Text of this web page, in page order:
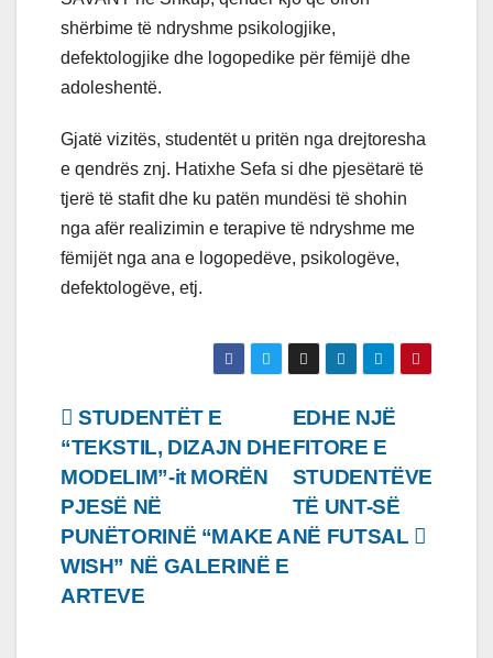
shërbime të ndryshme psikologjike,
defektologjike dhe logopedike për fëmijë dhe
adoleshentë.
Gjatë vizitës, studentët u pritën nga drejtoresha
e qendrës znj. Hatixhe Sefa si dhe pjesëtarë të
tjerë të stafit dhe ku patën mundësi të shohin
nga afër realizimin e terapive të ndryshme me
fëmijët nga ana e logopedëve, psikologëve,
defektologëve, etj.
Lëvizje
te
postimet
EDHE NJË
FITORE E
STUDENTËVE
TË UNT-SË
NË FUTSAL
STUDENTËT E
“TEKSTIL, DIZAJN DHE
MODELIM”-it MORËN
PJESË NË
PUNËTORINË “MAKE A
WISH” NË GALERINË E
ARTEVE